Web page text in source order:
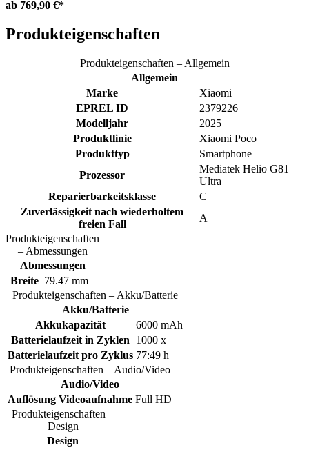
ab 769,90 €*
Produkteigenschaften
Produkteigenschaften – Allgemein
Allgemein
Marke
Xiaomi
EPREL ID
2379226
Modelljahr
2025
Produktlinie
Xiaomi Poco
Produkttyp
Smartphone
Prozessor
Mediatek Helio G81
Ultra
Reparierbarkeitsklasse
C
Zuverlässigkeit nach wiederholtem
freien Fall
A
Produkteigenschaften
– Abmessungen
Abmessungen
Breite 79.47 mm
Produkteigenschaften – Akku/Batterie
Akku/Batterie
Akkukapazität
6000 mAh
Batterielaufzeit in Zyklen
1000 x
Batterielaufzeit pro Zyklus 77:49 h
Produkteigenschaften – Audio/Video
Audio/Video
Auflösung Videoaufnahme Full HD
Produkteigenschaften –
Design
Design